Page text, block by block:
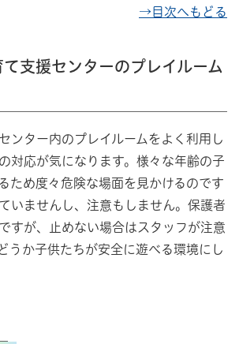
→目次へもどる
支援センターのプレイルーム
ンター内のプレイルームをよく利用し
対応が気になります。様々な年齢の子
ため度々危険な場面を見かけるのです
いませんし、注意もしません。保護者
すが、止めない場合はスタッフが注意
うか子供たちが安全に遊べる環境にし